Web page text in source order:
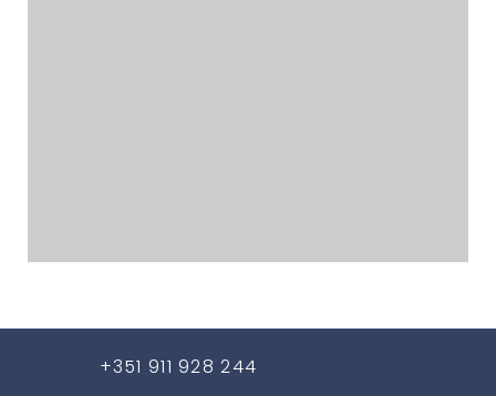
+351 911 928 244